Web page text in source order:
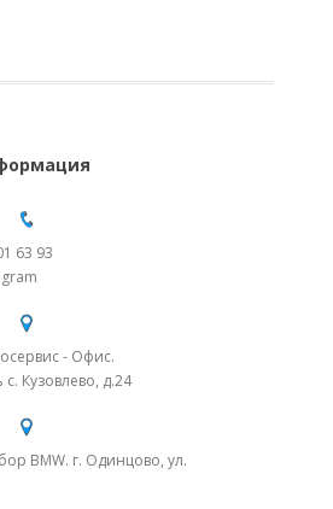
63 93
- Офис.
Кузовлево, д.24
BMW. г. Одинцово, ул.